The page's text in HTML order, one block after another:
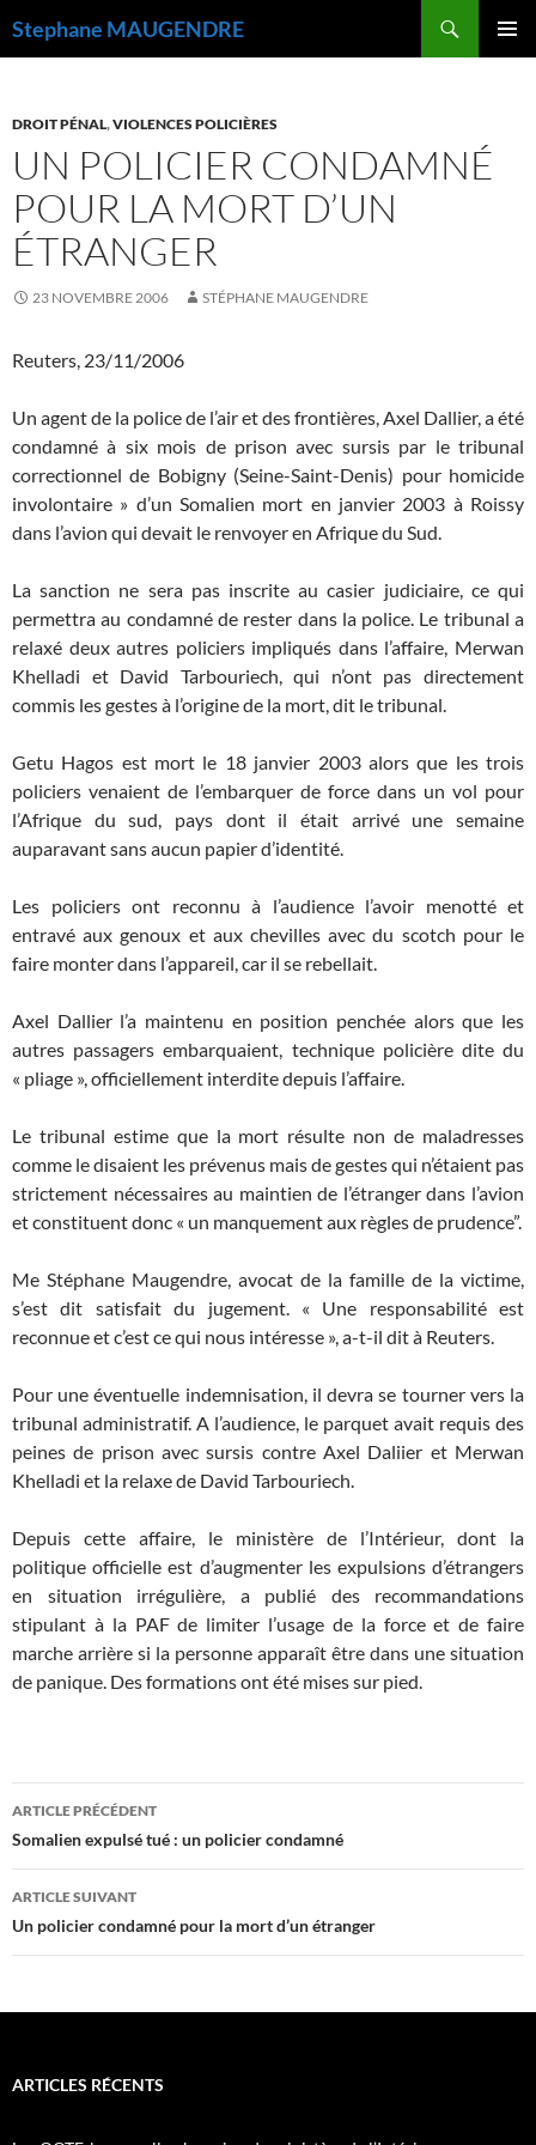
Stephane MAUGENDRE
DROIT PÉNAL,VIOLENCES POLICIÈRES
UN POLICIER CONDAMNÉ
POUR LA MORT D’UN
ÉTRANGER
23 NOVEMBRE 2006 STÉPHANE MAUGENDRE
Reuters, 23/11/2006
Un agent de la police de l’air et des frontières, Axel Dallier, a été
condamné à six mois de prison avec sursis par le tribunal
correctionnel de Bobigny (Seine-Saint-Denis) pour homicide
involontaire » d’un Somalien mort en janvier 2003 à Roissy
dans l’avion qui devait le renvoyer en Afrique du Sud.
La sanction ne sera pas inscrite au casier judiciaire, ce qui
permettra au condamné de rester dans la police. Le tribunal a
relaxé deux autres policiers impliqués dans l’affaire, Merwan
Khelladi et David Tarbouriech, qui n’ont pas directement
commis les gestes à l’origine de la mort, dit le tribunal.
Getu Hagos est mort le 18 janvier 2003 alors que les trois
policiers venaient de l’embarquer de force dans un vol pour
l’Afrique du sud, pays dont il était arrivé une semaine
auparavant sans aucun papier d’identité.
Les policiers ont reconnu à l’audience l’avoir menotté et
entravé aux genoux et aux chevilles avec du scotch pour le
faire monter dans l’appareil, car il se rebellait.
Axel Dallier l’a maintenu en position penchée alors que les
autres passagers embarquaient, technique policière dite du
« pliage », officiellement interdite depuis l’affaire.
Le tribunal estime que la mort résulte non de maladresses
comme le disaient les prévenus mais de gestes qui n’étaient pas
strictement nécessaires au maintien de l’étranger dans l’avion
et constituent donc « un manquement aux règles de prudence”.
Me Stéphane Maugendre, avocat de la famille de la victime,
s’est dit satisfait du jugement. « Une responsabilité est
reconnue et c’est ce qui nous intéresse », a-t-il dit à Reuters.
Pour une éventuelle indemnisation, il devra se tourner vers la
tribunal administratif. A l’audience, le parquet avait requis des
peines de prison avec sursis contre Axel Daliier et Merwan
Khelladi et la relaxe de David Tarbouriech.
Depuis cette affaire, le ministère de l’Intérieur, dont la
politique officielle est d’augmenter les expulsions d’étrangers
en situation irrégulière, a publié des recommandations
stipulant à la PAF de limiter l’usage de la force et de faire
marche arrière si la personne apparaît être dans une situation
de panique. Des formations ont été mises sur pied.
Navigation
des
articles
ARTICLE PRÉCÉDENT
Somalien expulsé tué : un policier condamné
ARTICLE SUIVANT
Un policier condamné pour la mort d’un étranger
ARTICLES RÉCENTS